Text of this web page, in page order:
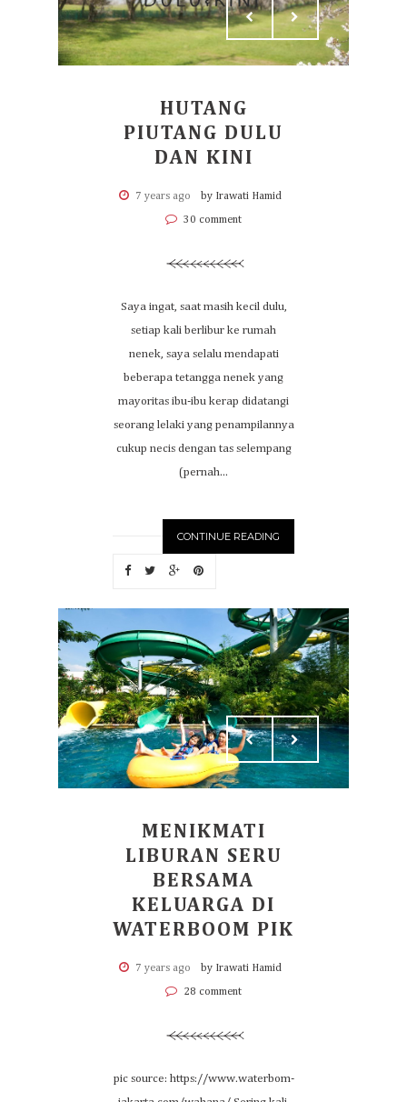
HUTANG
PIUTANG DULU
DAN KINI
7 years ago by Irawati Hamid
30 comment
Saya ingat, saat masih kecil dulu,
setiap kali berlibur ke rumah
nenek, saya selalu mendapati
beberapa tetangga nenek yang
mayoritas ibu-ibu kerap didatangi
seorang lelaki yang penampilannya
cukup necis dengan tas selempang
(pernah...
CONTINUE READING
MENIKMATI
LIBURAN SERU
BERSAMA
KELUARGA DI
WATERBOOM PIK
7 years ago by Irawati Hamid
28 comment
pic source: https://www.waterbom-